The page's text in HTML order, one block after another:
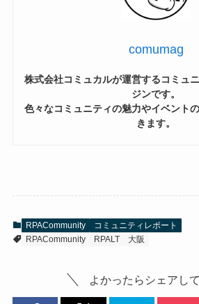
comumag
株式会社コミュカルが運営するコミュ
ジンです。
色々なコミュニティの魅力やイベント
きます。
RPACommunity
コミュニティレポート
RPACommunity
RPALT 大阪
よかったらシェアして